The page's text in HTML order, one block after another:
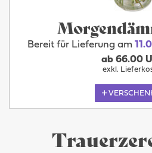
Bereit für Lieferung am
ab 66.00
exkl.